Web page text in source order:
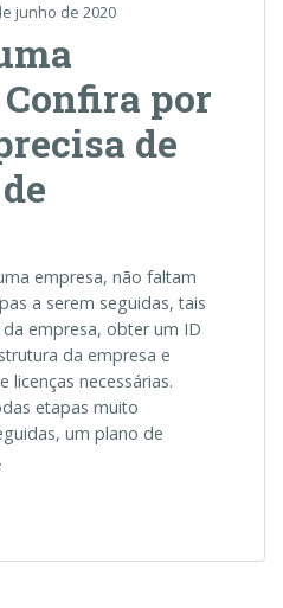
junho de 2020
por
de
empresa, não faltam
a serem seguidas, tais
empresa, obter um ID
da empresa e
licenças necessárias.
etapas muito
um plano de